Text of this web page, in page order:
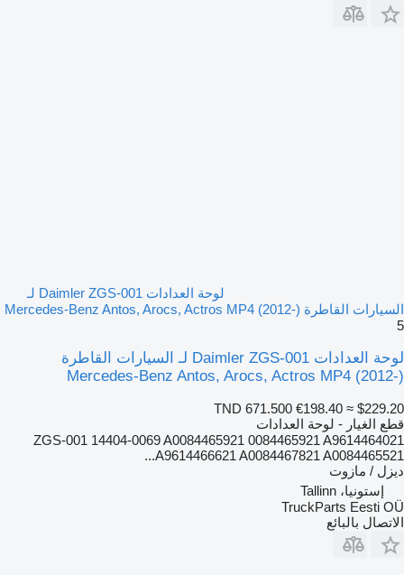
لوحة العدادات Daimler ZGS-001 لـ
السيارات القاطرة Mercedes-Benz Antos, Arocs, Actros MP4 (2012-)
5
لوحة العدادات Daimler ZGS-001 لـ السيارات القاطرة
Mercedes-Benz Antos, Arocs, Actros MP4 (2012-)
TND 671.500 €198.40 ≈ $229.20
قطع الغيار - لوحة العدادات
ZGS-001 14404-0069 A0084465921 0084465921 A9614464021
A9614466621 A0084467821 A0084465521...
ديزل / مازوت
إستونيا، Tallinn
TruckParts Eesti OÜ
الاتصال بالبائع